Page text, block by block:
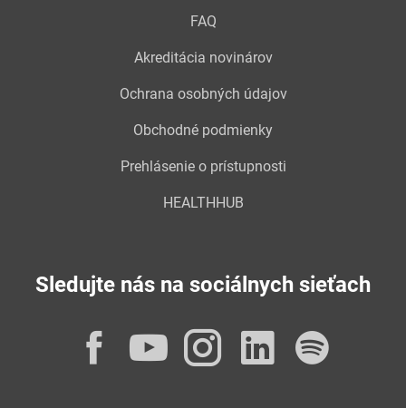
FAQ
Akreditácia novinárov
Ochrana osobných údajov
Obchodné podmienky
Prehlásenie o prístupnosti
HEALTHHUB
Sledujte nás na sociálnych sieťach
Facebook
YouTube
Instagram